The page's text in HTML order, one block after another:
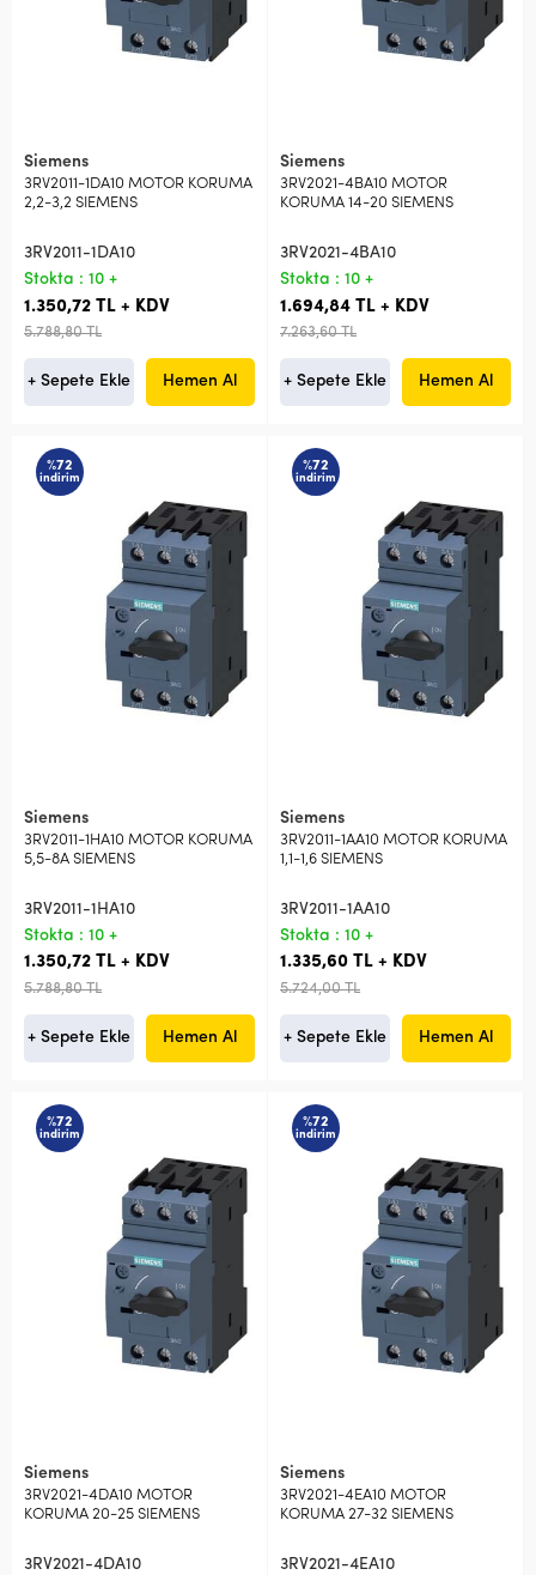
Siemens
3RV2011-1DA10 MOTOR KORUMA
2,2-3,2 SIEMENS
3RV2011-1DA10
Stokta : 10 +
1.350,72 TL + KDV
5.788,80 TL
+ Sepete Ekle Hemen Al
Siemens
3RV2021-4BA10 MOTOR
KORUMA 14-20 SIEMENS
3RV2021-4BA10
Stokta : 10 +
1.694,84 TL + KDV
7.263,60 TL
+ Sepete Ekle Hemen Al
%72
indirim
Siemens
3RV2011-1HA10 MOTOR KORUMA
5,5-8A SIEMENS
3RV2011-1HA10
Stokta : 10 +
1.350,72 TL + KDV
5.788,80 TL
+ Sepete Ekle Hemen Al
%72
indirim
Siemens
3RV2011-1AA10 MOTOR KORUMA
1,1-1,6 SIEMENS
3RV2011-1AA10
Stokta : 10 +
1.335,60 TL + KDV
5.724,00 TL
+ Sepete Ekle Hemen Al
%72
indirim
Siemens
3RV2021-4DA10 MOTOR
KORUMA 20-25 SIEMENS
3RV2021-4DA10
%72
indirim
Siemens
3RV2021-4EA10 MOTOR
KORUMA 27-32 SIEMENS
3RV2021-4EA10